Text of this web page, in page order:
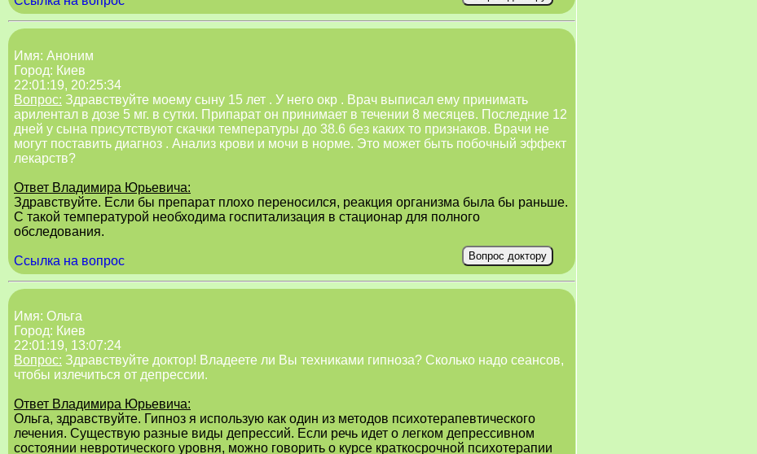
Имя: Аноним
Город: Киев
22:01:19, 20:25:34
Вопрос: Здравствуйте моему сыну 15 лет . У него окр . Врач выписал ему принимать
арилентал в дозе 5 мг. в сутки. Припарат он принимает в течении 8 месяцев. Последние 12
дней у сына присутствуют скачки температуры до 38.6 без каких то признаков. Врачи не
могут поставить диагноз . Анализ крови и мочи в норме. Это может быть побочный эффект
лекарств?
Ответ Владимира Юрьевича:
Здравствуйте. Если бы препарат плохо переносился, реакция организма была бы раньше.
С такой температурой необходима госпитализация в стационар для полного
обследования.
Ссылка на вопрос
Имя: Ольга
Город: Киев
22:01:19, 13:07:24
Вопрос: Здравствуйте доктор! Владеете ли Вы техниками гипноза? Сколько надо сеансов,
чтобы излечиться от депрессии.
Ответ Владимира Юрьевича:
Ольга, здравствуйте. Гипноз я использую как один из методов психотерапевтического
лечения. Существую разные виды депрессий. Если речь идет о легком депрессивном
состоянии невротического уровня, можно говорить о курсе краткосрочной психотерапии